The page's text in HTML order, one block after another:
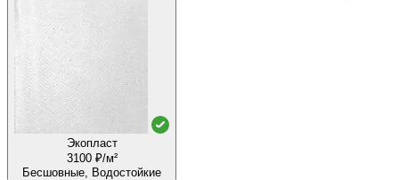
Экопласт
3100 ₽/м²
Бесшовные, Водостойкие